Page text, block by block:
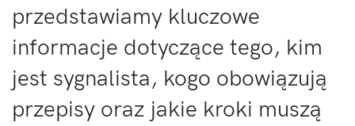
przedstawiamy kluczowe
informacje dotyczące tego, kim
jest sygnalista, kogo obowiązują
przepisy oraz jakie kroki muszą